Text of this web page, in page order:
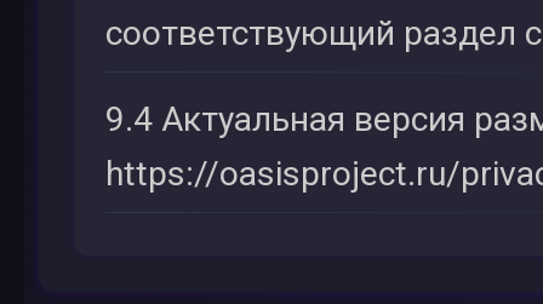
соответствующий раздел
9.4 Актуальная версия
https://oasisproject.ru/